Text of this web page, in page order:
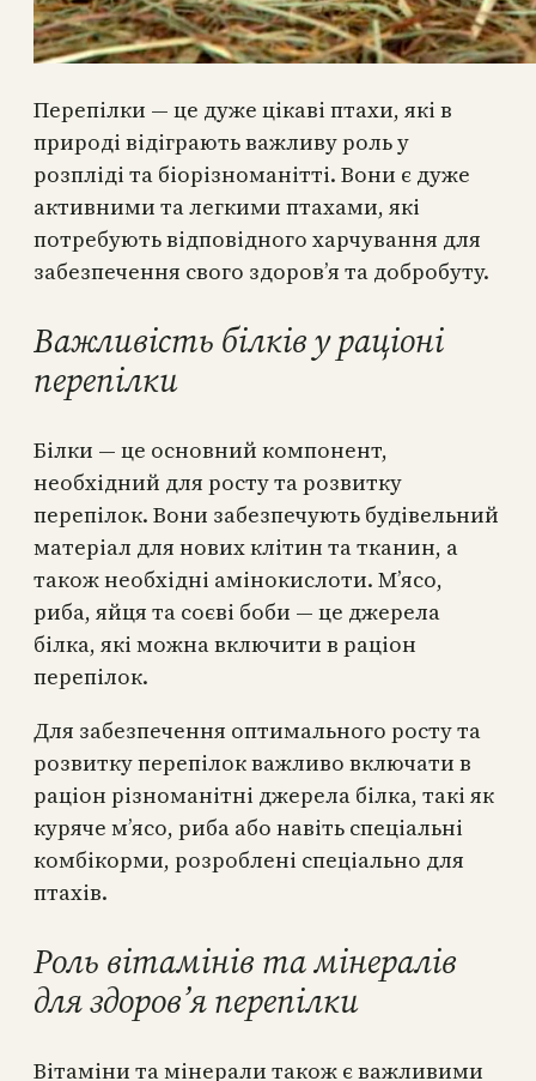
Перепілки — це дуже цікаві птахи, які в
природі відіграють важливу роль у
розпліді та біорізноманітті. Вони є дуже
активними та легкими птахами, які
потребують відповідного харчування для
забезпечення свого здоров’я та добробуту.
Важливість білків у раціоні
перепілки
Білки — це основний компонент,
необхідний для росту та розвитку
перепілок. Вони забезпечують будівельний
матеріал для нових клітин та тканин, а
також необхідні амінокислоти. М’ясо,
риба, яйця та соєві боби — це джерела
білка, які можна включити в раціон
перепілок.
Для забезпечення оптимального росту та
розвитку перепілок важливо включати в
раціон різноманітні джерела білка, такі як
куряче м’ясо, риба або навіть спеціальні
комбікорми, розроблені спеціально для
птахів.
Роль вітамінів та мінералів
для здоров’я перепілки
Вітаміни та мінерали також є важливими